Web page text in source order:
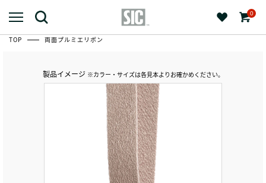
0
TOP 両面プルミエリボン
製品イメージ ※カラー・サイズは各見本よりお確かめください。